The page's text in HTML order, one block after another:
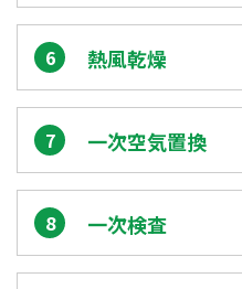
6 熱風乾燥
7 一次空気置換
8 一次検査